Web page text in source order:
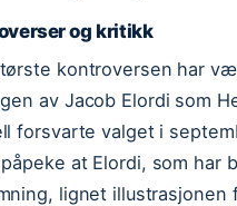
og kritikk
kontroversen har
av Jacob Elordi som
forsvarte valget i
at Elordi, som har
lignet illustrasjonen